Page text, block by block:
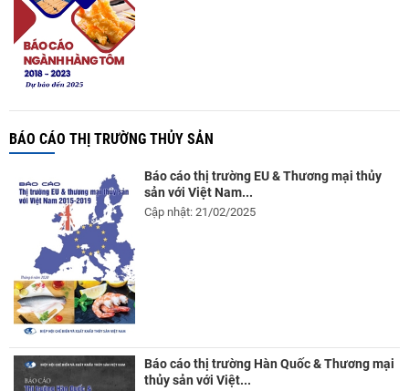
BÁO CÁO THỊ TRƯỜNG THỦY SẢN
Báo cáo thị trường EU & Thương mại thủy
sản với Việt Nam...
Cập nhật: 21/02/2025
Báo cáo thị trường Hàn Quốc & Thương mại
thủy sản với Việt...